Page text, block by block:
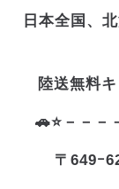
日本全国、
陸送無料
🚗⭐－－－
〒649ｰ